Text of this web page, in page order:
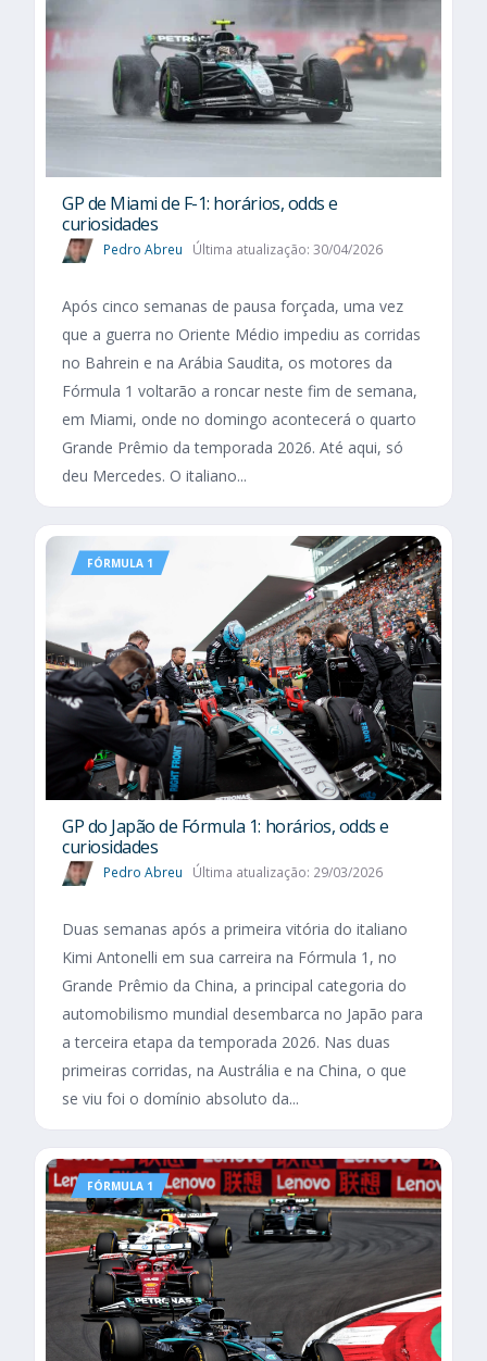
GP de Miami de F-1: horários, odds e
curiosidades
Pedro Abreu Última atualização: 30/04/2026
Após cinco semanas de pausa forçada, uma vez
que a guerra no Oriente Médio impediu as corridas
no Bahrein e na Arábia Saudita, os motores da
Fórmula 1 voltarão a roncar neste fim de semana,
em Miami, onde no domingo acontecerá o quarto
Grande Prêmio da temporada 2026. Até aqui, só
deu Mercedes. O italiano...
FÓRMULA 1
GP do Japão de Fórmula 1: horários, odds e
curiosidades
Pedro Abreu Última atualização: 29/03/2026
Duas semanas após a primeira vitória do italiano
Kimi Antonelli em sua carreira na Fórmula 1, no
Grande Prêmio da China, a principal categoria do
automobilismo mundial desembarca no Japão para
a terceira etapa da temporada 2026. Nas duas
primeiras corridas, na Austrália e na China, o que
se viu foi o domínio absoluto da...
FÓRMULA 1